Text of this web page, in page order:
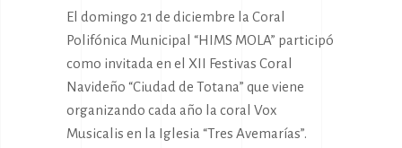
El domingo 21 de diciembre la Coral
Polifónica Municipal “HIMS MOLA” participó
como invitada en el XII Festivas Coral
Navideño “Ciudad de Totana” que viene
organizando cada año la coral Vox
Musicalis en la Iglesia “Tres Avemarías”.